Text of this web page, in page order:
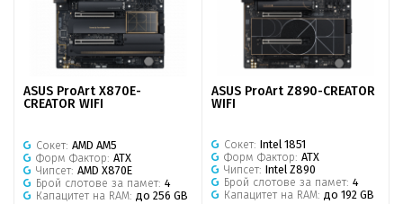
ASUS ProArt X870E-
CREATOR WIFI
Сокет: AMD AM5
Форм Фактор: ATX
Чипсет: AMD X870E
Брой слотове за памет: 4
Капацитет на RAM: до 256 GB
ASUS ProArt Z890-CREATOR
WIFI
Сокет: Intel 1851
Форм Фактор: ATX
Чипсет: Intel Z890
Брой слотове за памет: 4
Капацитет на RAM: до 192 GB